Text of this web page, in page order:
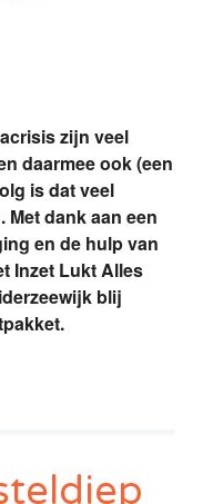
zijn veel
daarmee ook (een
is dat veel
Met dank aan een
en de hulp van
Inzet Lukt Alles
blij